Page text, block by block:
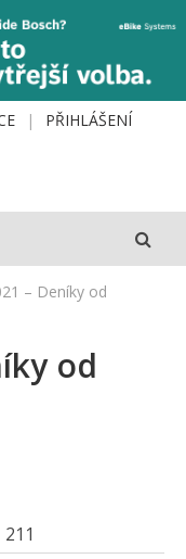
PŘIHLÁŠENÍ
– Deníky od
od
211